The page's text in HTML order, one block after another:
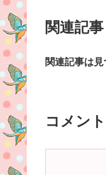
関連記事
関連記事は見
コメント